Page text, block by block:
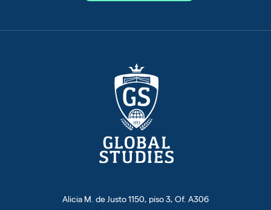
Alicia M. de Justo 1150, piso 3, Of. A306